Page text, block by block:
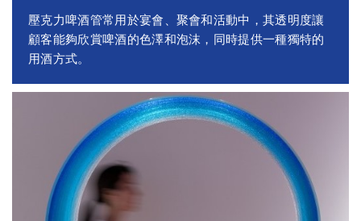
壓克力啤酒管常用於宴會、聚會和活動中，其透明度讓
顧客能夠欣賞啤酒的色澤和泡沫，同時提供一種獨特的
用酒方式。